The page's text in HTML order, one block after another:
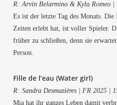
R: Arvin Bel­ar­mi­no & Kyla Romeo |
Es ist der letz­te Tag des Monats. Die
Zei­ten erlebt hat, ist vol­ler Spie­ler.
frü­her zu schlie­ßen, denn sie
Person.
Fil­le de l’eau (Water girl)
R: San­dra Des­ma­ziè­res | FR 2025 |
Mia hat ihr gan­zes Leben damit